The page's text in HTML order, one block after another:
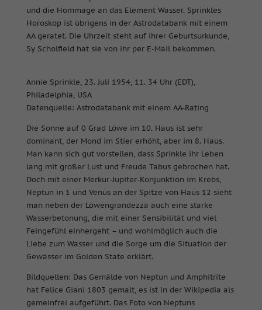
und die Hommage an das Element Wasser. Sprinkles
Horoskop ist übrigens in der Astrodatabank mit einem
AA geratet. Die Uhrzeit steht auf ihrer Geburtsurkunde,
Sy Scholfield hat sie von ihr per E-Mail bekommen.
Annie Sprinkle, 23. Juli 1954, 11. 34 Uhr (EDT),
Philadelphia, USA
Datenquelle: Astrodatabank mit einem AA-Rating
Die Sonne auf 0 Grad Löwe im 10. Haus ist sehr
dominant, der Mond im Stier erhöht, aber im 8. Haus.
Man kann sich gut vorstellen, dass Sprinkle ihr Leben
lang mit großer Lust und Freude Tabus gebrochen hat.
Doch mit einer Merkur-Jupiter-Konjunktion im Krebs,
Neptun in 1 und Venus an der Spitze von Haus 12 sieht
man neben der Löwengrandezza auch eine starke
Wasserbetonung, die mit einer Sensibilität und viel
Feingefühl einhergeht – und wohlmöglich auch die
Liebe zum Wasser und die Sorge um die Situation der
Gewässer im Golden State erklärt.
Bildquellen: Das Gemälde von Neptun und Amphitrite
hat Felice Giani 1803 gemalt, es ist in der Wikipedia als
gemeinfrei aufgeführt. Das Foto von Neptuns